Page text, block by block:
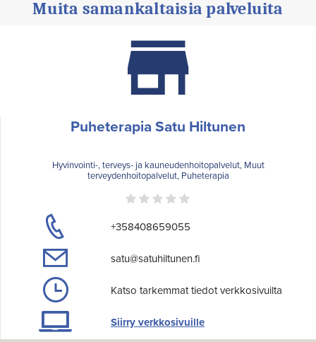
Muita samankaltaisia palveluita
Puheterapia Satu Hiltunen
Hyvinvointi-, terveys- ja kauneudenhoitopalvelut, Muut
terveydenhoitopalvelut, Puheterapia
+358408659055
satu@satuhiltunen.fi
Katso tarkemmat tiedot verkkosivuilta
Siirry verkkosivuille